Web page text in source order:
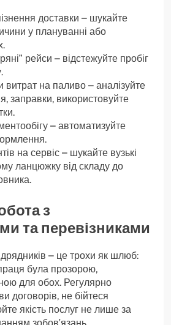
доставки – шукайте
у плануванні або
рейси – відстежуйте пробіг
витрат на паливо – аналізуйте
заправки, використовуйте
– автоматизуйте
на сервіс – шукайте вузькі
ланцюжку від складу до
з
та перевізниками
– це трохи як шлюб:
була прозорою,
для обох. Регулярно
договорів, не бійтеся
якість послуг не лише за